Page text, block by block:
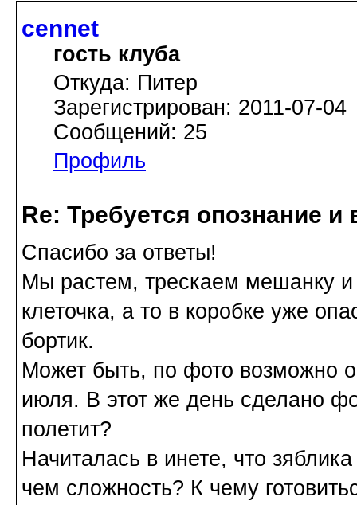
cennet
гость клуба
Откуда: Питер
Зарегистрирован: 2011-07-04
Сообщений: 25
Профиль
Re: Требуется опознание
Спасибо за ответы!
Мы растем, трескаем мешанку и
клеточка, а то в коробке уже
бортик.
Может быть, по фото возможно
июля. В этот же день сделано
полетит?
Начиталась в инете, что
чем сложность? К чему